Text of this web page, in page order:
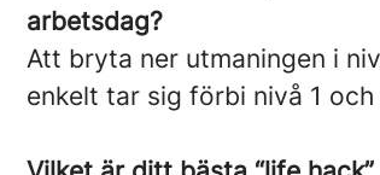
arbetsdag?
Att bryta ner utmaningen i
enkelt tar sig förbi nivå 1 och